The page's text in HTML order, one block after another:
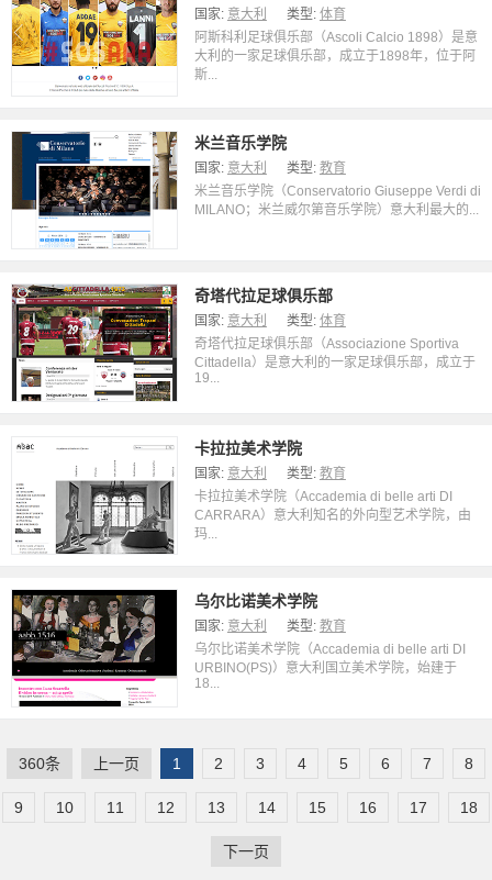
国家: 意大利 类型: 体育
阿斯科利足球俱乐部（Ascoli Calcio 1898）是意
大利的一家足球俱乐部，成立于1898年，位于阿
斯...
米兰音乐学院
国家: 意大利 类型: 教育
米兰音乐学院（Conservatorio Giuseppe Verdi di
MILANO；米兰威尔第音乐学院）意大利最大的...
奇塔代拉足球俱乐部
国家: 意大利 类型: 体育
奇塔代拉足球俱乐部（Associazione Sportiva
Cittadella）是意大利的一家足球俱乐部，成立于
19...
卡拉拉美术学院
国家: 意大利 类型: 教育
卡拉拉美术学院（Accademia di belle arti DI
CARRARA）意大利知名的外向型艺术学院，由
玛...
乌尔比诺美术学院
国家: 意大利 类型: 教育
乌尔比诺美术学院（Accademia di belle arti DI
URBINO(PS)）意大利国立美术学院，始建于
18...
360条 上一页 1 2 3 4 5 6 7 8
9 10 11 12 13 14 15 16 17 18
下一页